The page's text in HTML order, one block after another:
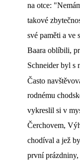
na otce:
takové
své paměti a ve
Baara oblíbili,
Schneider byl s
Často
rodnému
vykreslil si v
Čerchovem,
chodíval a jež
první